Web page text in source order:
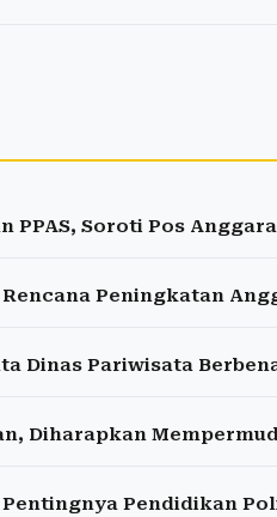
PPAS, Soroti Pos
Rencana Peningkatan
Dinas Pariwisata
Diharapkan
Pendidikan